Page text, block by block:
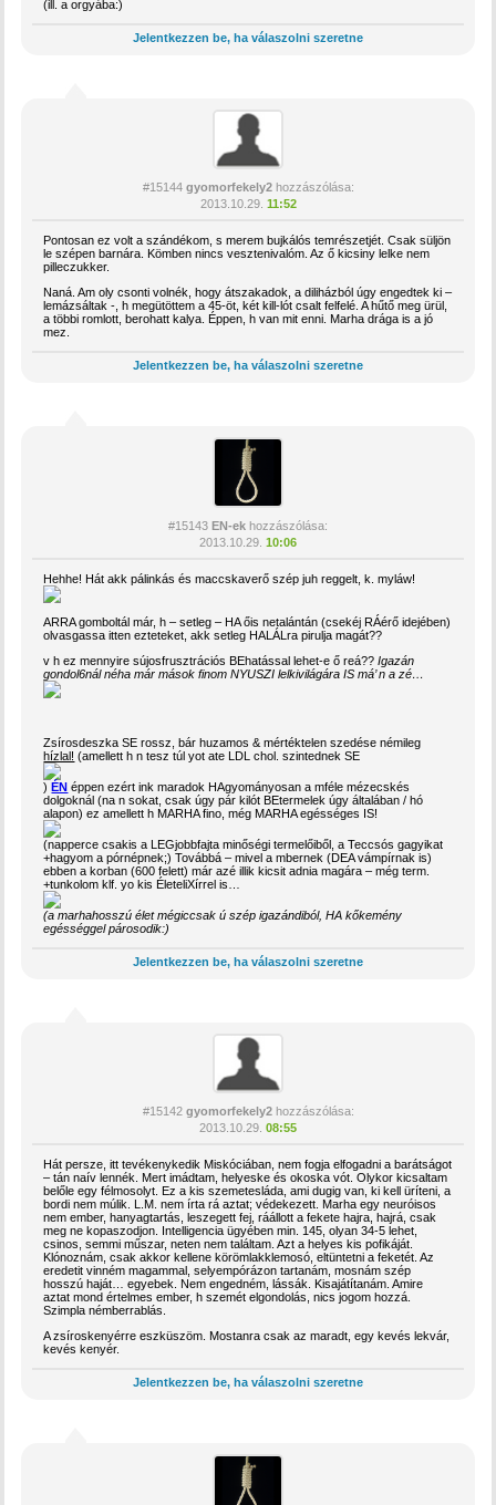
(ill. a orgyába:)
Jelentkezzen be, ha válaszolni szeretne
#15144 gyomorfekely2hozzászólása:
2013.10.29. 11:52
Pontosan ez volt a szándékom, s merem bujkálós temrészetjét. Csak süljön
le szépen barnára. Kömben nincs vesztenivalóm. Az ő kicsiny lelke nem
pilleczukker.
Naná. Am oly csonti volnék, hogy átszakadok, a diliházból úgy engedtek ki –
lemázsáltak -, h megütöttem a 45-öt, két kill-lót csalt felfelé. A hűtő meg ürül,
a többi romlott, berohatt kalya. Éppen, h van mit enni. Marha drága is a jó
mez.
Jelentkezzen be, ha válaszolni szeretne
#15143 EN-ek hozzászólása:
2013.10.29. 10:06
Hehhe! Hát akk pálinkás és maccskaverő szép juh reggelt, k. myláw!
ARRA gomboltál már, h – setleg – HA őis netalántán (csekéj RÁérő idejében)
olvasgassa itten ezteteket, akk setleg HALÁLra pirulja magát??
v h ez mennyire sújosfrusztrációs BEhatással lehet-e ő reá??Igazán
gondol6nál néha már mások finom NYUSZI lelkivilágára IS má’ n a zé…
Zsírosdeszka SE rossz, bár huzamos & mértéktelen szedése némileg
hízlal! (amellett h n tesz túl yot ate LDL chol. szintednek SE
)ÉN éppen ezért ink maradok HAgyományosan a mféle mézecskés
dolgoknál (na n sokat, csak úgy pár kilót BEtermelek úgy általában / hó
alapon) ez amellett h MARHA fino, még MARHA egésséges IS!
(napperce csakis a LEGjobbfajta minőségi termelőiből, a Teccsós gagyikat
+hagyom a pórnépnek;) Továbbá – mivel a mbernek (DEA vámpírnak is)
ebben a korban (600 felett) már azé illik kicsit adnia magára – még term.
+tunkolom klf. yo kis ÉleteliXírrel is…
(a marhahosszú élet mégiccsak ú szép igazándiból, HA kőkemény
egésséggel párosodik:)
Jelentkezzen be, ha válaszolni szeretne
#15142 gyomorfekely2hozzászólása:
2013.10.29. 08:55
Hát persze, itt tevékenykedik Miskóciában, nem fogja elfogadni a barátságot
– tán naív lennék. Mert imádtam, helyeske és okoska vót. Olykor kicsaltam
belőle egy félmosolyt. Ez a kis szemetesláda, ami dugig van, ki kell üríteni, a
bordi nem múlik. L.M. nem írta rá aztat; védekezett. Marha egy neuróisos
nem ember, hanyagtartás, leszegett fej, ráállott a fekete hajra, hajrá, csak
meg ne kopaszodjon. Intelligencia ügyében min. 145, olyan 34-5 lehet,
csinos, semmi műszar, neten nem találtam. Azt a helyes kis pofikáját.
Klónoznám, csak akkor kellene körömlakklemosó, eltüntetni a feketét. Az
eredetit vinném magammal, selyempórázon tartanám, mosnám szép
hosszú haját… egyebek. Nem engedném, lássák. Kisajátítanám. Amire
aztat mond értelmes ember, h szemét elgondolás, nics jogom hozzá.
Szimpla némberrablás.
A zsíroskenyérre eszküszöm. Mostanra csak az maradt, egy kevés lekvár,
kevés kenyér.
Jelentkezzen be, ha válaszolni szeretne